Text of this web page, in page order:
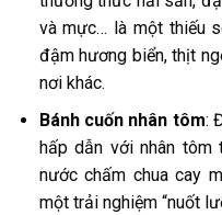
và mực… là một thiếu
đậm hương biển, thịt
nơi khác.
Bánh cuốn nhân tôm:
hấp dẫn với nhân
nước chấm chua cay
một trải nghiệm “nuốt